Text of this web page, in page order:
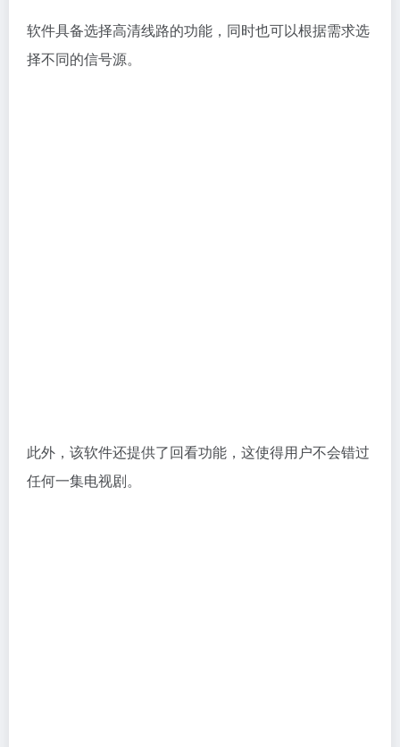
软件具备选择高清线路的功能，同时也可以根据需求选
择不同的信号源。
此外，该软件还提供了回看功能，这使得用户不会错过
任何一集电视剧。